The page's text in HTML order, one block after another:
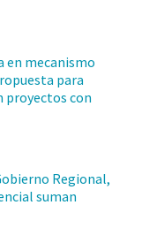
en mecanismo
para
proyectos con
Regional,
suman